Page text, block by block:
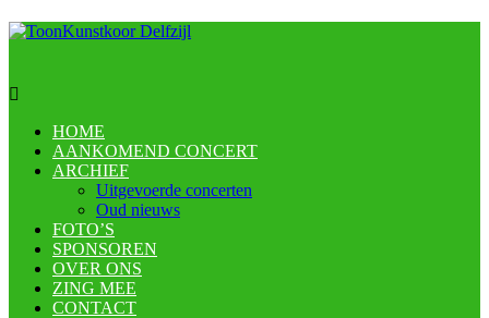
HOME
AANKOMEND CONCERT
ARCHIEF
Uitgevoerde concerten
Oud nieuws
FOTO’S
SPONSOREN
OVER ONS
ZING MEE
CONTACT